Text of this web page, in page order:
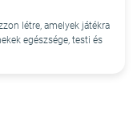
létre, amelyek játékra
egészsége, testi és